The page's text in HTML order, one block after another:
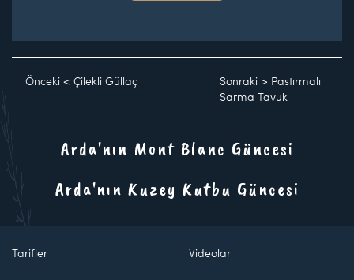
Önceki < Çilekli Güllaç Sonraki > Pastırmalı
Sarma Tavuk
Arda'nın Mont Blanc Güncesi
Arda'nın Kuzey Kutbu Güncesi
Tarifler Videolar